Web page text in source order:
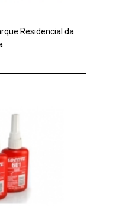
Residencial da